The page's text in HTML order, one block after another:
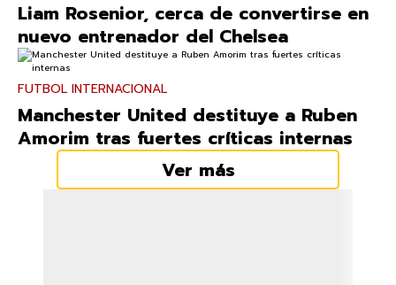
Liam Rosenior, cerca de convertirse en
nuevo entrenador del Chelsea
FUTBOL INTERNACIONAL
Manchester United destituye a Ruben
Amorim tras fuertes críticas internas
Ver más